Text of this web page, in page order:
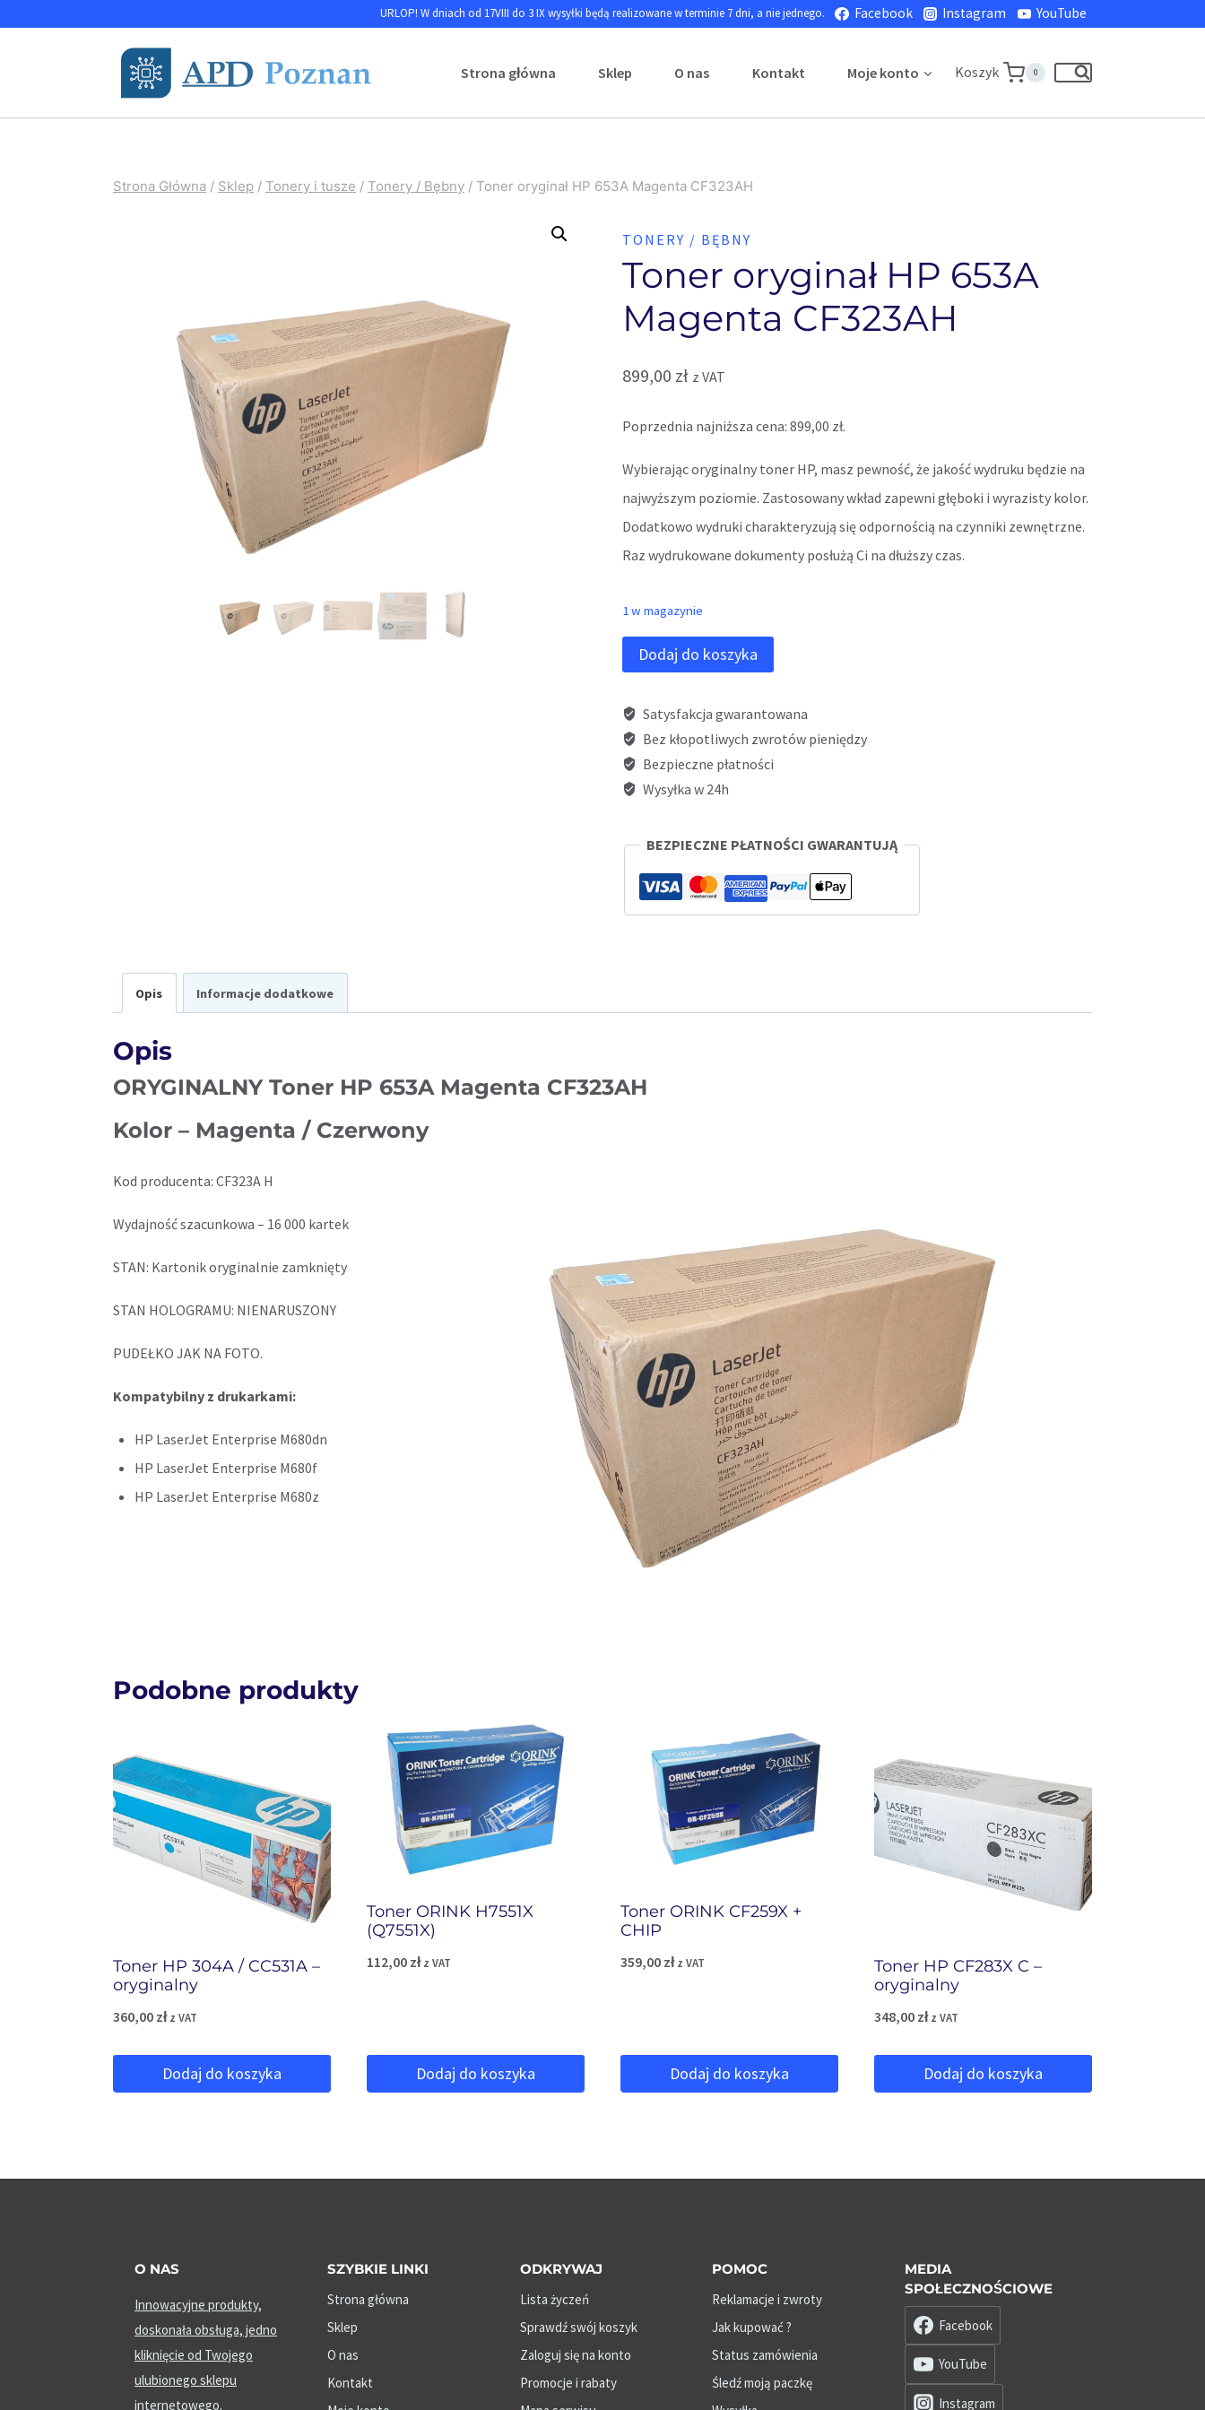
URLOP! W dniach od 17VIII do 3 IX wysyłki będą realizowane w terminie 7 dni, a nie jednego. Facebook Instagram YouTube
Strona główna Sklep O nas Kontakt Moje konto Koszyk 0
Strona Główna / Sklep / Tonery i tusze / Tonery / Bębny / Toner oryginał HP 653A Magenta CF323AH
TONERY / BĘBNY
Toner oryginał HP 653A
Magenta CF323AH
899,00 zł z VAT
Poprzednia najniższa cena: 899,00 zł.
Wybierając oryginalny toner HP, masz pewność, że jakość wydruku będzie na
najwyższym poziomie. Zastosowany wkład zapewni głęboki i wyrazisty kolor.
Dodatkowo wydruki charakteryzują się odpornością na czynniki zewnętrzne.
Raz wydrukowane dokumenty posłużą Ci na dłuższy czas.
1 w magazynie
ilość
oryginał
HP
653A
Magenta
Dodaj do koszyka
Satysfakcja gwarantowana
Bez kłopotliwych zwrotów pieniędzy
Bezpieczne płatności
Wysyłka w 24h
BEZPIECZNE PŁATNOŚCI GWARANTUJĄ
Opis Informacje dodatkowe
Opis
ORYGINALNY Toner HP 653A Magenta CF323AH
Kolor – Magenta / Czerwony
Kod producenta: CF323A H
Wydajność szacunkowa – 16 000 kartek
STAN: Kartonik oryginalnie zamknięty
STAN HOLOGRAMU: NIENARUSZONY
PUDEŁKO JAK NA FOTO.
Kompatybilny z drukarkami:
HP LaserJet Enterprise M680dn
HP LaserJet Enterprise M680f
HP LaserJet Enterprise M680z
Podobne produkty
Toner HP 304A / CC531A –
oryginalny
360,00 zł z VAT
Dodaj do koszyka
Toner ORINK H7551X
(Q7551X)
112,00 zł z VAT
Dodaj do koszyka
Toner ORINK CF259X +
CHIP
359,00 zł z VAT
Dodaj do koszyka
Toner HP CF283X C –
oryginalny
348,00 zł z VAT
Dodaj do koszyka
O NAS
Innowacyjne produkty,
doskonała obsługa, jedno
kliknięcie od Twojego
ulubionego sklepu
internetowego.
SZYBKIE LINKI
Strona główna
Sklep
O nas
Kontakt
ODKRYWAJ
Lista życzeń
Sprawdź swój koszyk
Zaloguj się na konto
Promocje i rabaty
POMOC
Reklamacje i zwroty
Jak kupować ?
Status zamówienia
Śledź moją paczkę
MEDIA
SPOŁECZNOŚCIOWE
Facebook
YouTube
Instagram